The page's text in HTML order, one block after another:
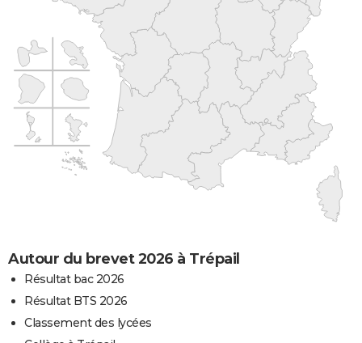
Autour du brevet 2026 à Trépail
Résultat bac 2026
Résultat BTS 2026
Classement des lycées